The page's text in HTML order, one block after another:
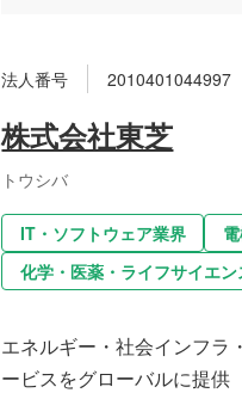
法人番号 2010401044997
株式会社東芝
トウシバ
IT・ソフトウェア業界
化学・医薬・ライフサイエ
エネルギー・社会インフラ
ービスをグローバルに提供